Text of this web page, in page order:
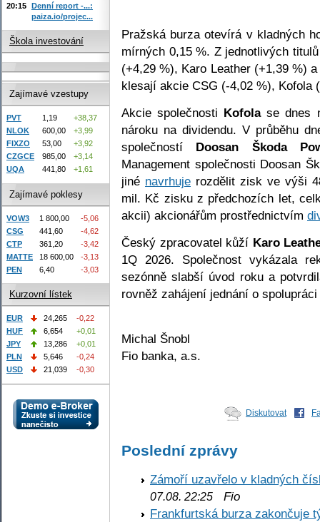
Pražská burza otevírá v kladných
mírných 0,15 %. Z jednotlivých
(+4,29 %), Karo Leather (+1,39 %)
klesají akcie CSG (-4,02 %), Kofola
Akcie společnosti Kofolase dnes
nároku na dividendu. V průběhu
společností Doosan Škoda
Management společnosti Doosan
jiné navrhuje rozdělit zisk ve výši
mil. Kč zisku z předchozích let,
akcii) akcionářům prostřednictvím
Český zpracovatel kůží Karo
1Q 2026. Společnost vykázala
sezónně slabší úvod roku a
rovněž zahájení jednání o
Michal Šnobl
Fio banka, a.s.
Diskutovat
Poslední zprávy
Zámoří uzavřelo v kladných
07.08. 22:25 Fio
Frankfurtská burza zakončuje
20:15 Denní report -...:
paiza.io/projec...
Škola investování
Zajímavé vzestupy
PVT 1,19
+38,37
NLOK
600,00
+3,99
FIXZO
53,00
+3,92
CZGCE
985,00
+3,14
UQA
441,80 +1,61
Zajímavé poklesy
VOW3 1 800,00
-5,06
CSG
441,60
-4,62
CTP
361,20
-3,42
MATTE
18 600,00
-3,13
PEN
6,40 -3,03
Kurzovní lístek
EUR 24,265
-0,22
HUF
6,654
+0,01
JPY
13,286
+0,01
PLN
5,646
-0,24
USD
21,039 -0,30